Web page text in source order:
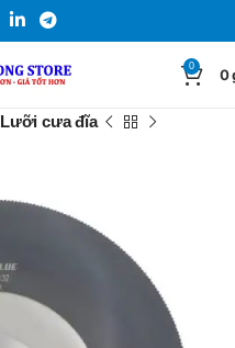
0 0
Lưỡi cưa đĩa